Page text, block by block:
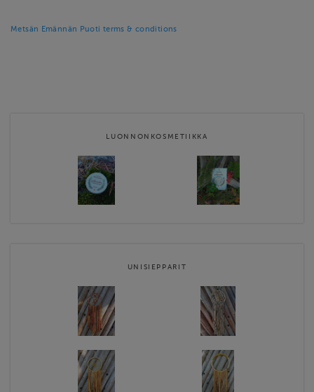
Metsän Emännän Puoti terms & conditions
LUONNONKOSMETIIKKA
UNISIEPPARIT